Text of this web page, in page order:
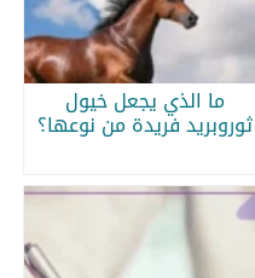
ما الذي يجعل خيول
ثوروبريد فريدة من نوعها؟